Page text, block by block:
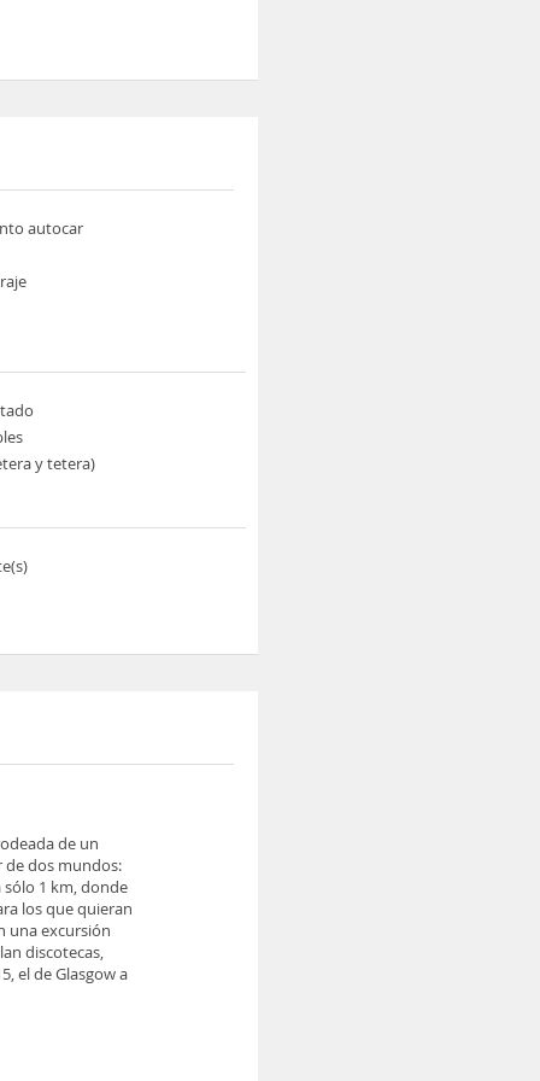
autocar
y tetera)
de un
de dos mundos:
sólo 1 km, donde
los que quieran
una excursión
discotecas,
el de Glasgow a